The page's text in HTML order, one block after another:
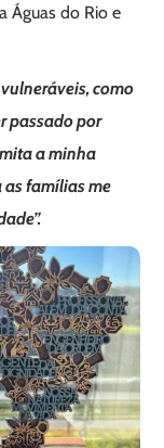
Águas do Rio e
como
passado por
a minha
as famílias me